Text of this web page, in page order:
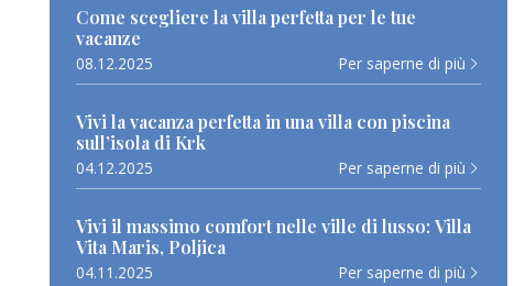
Come scegliere la villa perfetta per le tue
vacanze
08.12.2025 Per saperne di più
Vivi la vacanza perfetta in una villa con piscina
sull’isola di Krk
04.12.2025 Per saperne di più
Vivi il massimo comfort nelle ville di lusso: Villa
Vita Maris, Poljica
04.11.2025 Per saperne di più